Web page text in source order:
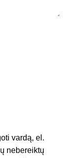
vardą, el.
nebereiktų